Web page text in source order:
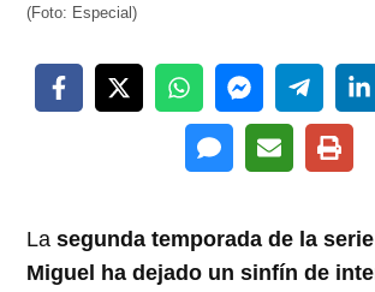
(Foto: Especial)
Lasegunda temporada de la
Miguel ha dejado un sinfín de